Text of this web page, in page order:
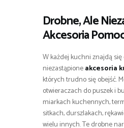
Drobne, Ale
Akcesoria
W każdej kuchni znajdą
niezastąpioneakcesoria
których trudno się obejść.
otwieraczach do puszek i
miarkach kuchennych,
sitkach, durszlakach,
wielu innych. Te drobne